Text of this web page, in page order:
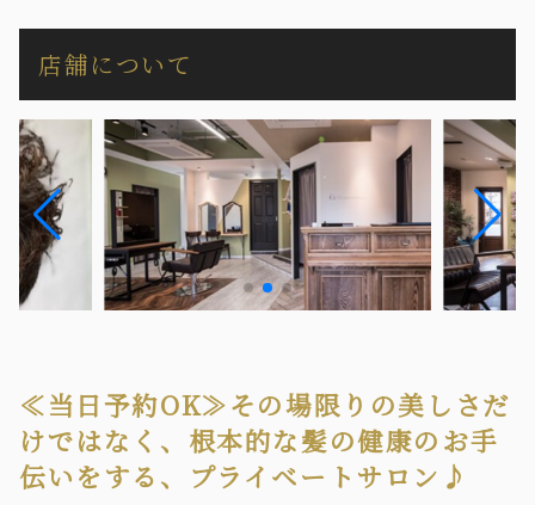
店舗について
≪当日予約OK≫その場限りの美しさだ
けではなく、根本的な髪の健康のお手
伝いをする、プライベートサロン♪